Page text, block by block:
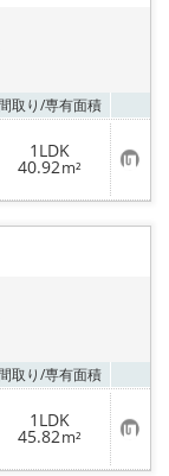
取り/専有面積
1LDK
40.92m² お
気
に
り
取り/専有面積
1LDK
45.82m² お
気
に